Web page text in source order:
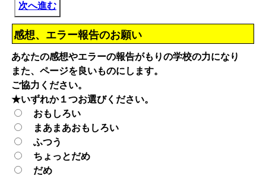
次へ進む
感想、エラー報告のお願い
あなたの感想やエラーの報告がもりの学校の力になり
また、ページを良いものにします。
ご協力ください。
★いずれか１つお選びください。
おもしろい
まあまあおもしろい
ふつう
ちょっとだめ
だめ